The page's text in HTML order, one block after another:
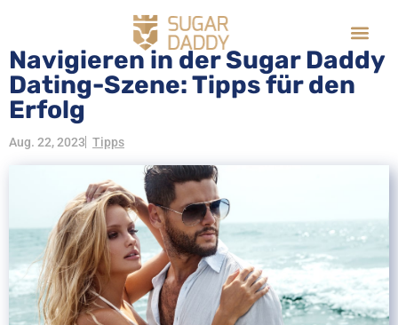
Navigieren in der Sugar Daddy
Dating-Szene: Tipps für den
Erfolg
Aug. 22, 2023 Tipps